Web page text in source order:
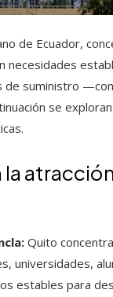
de Ecuador,
necesidades
suministro
se
Quito
universidades,
estables para